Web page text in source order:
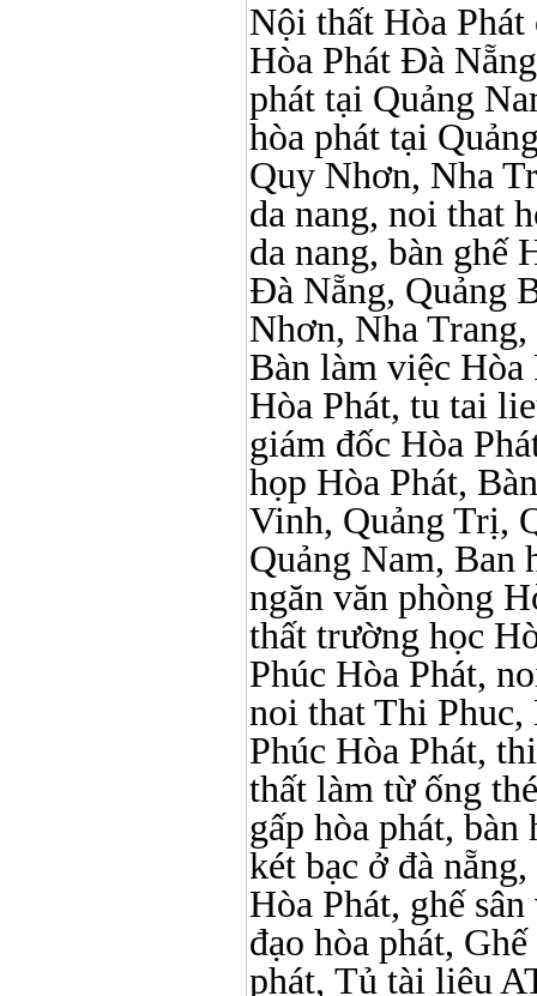
Nội thất Hòa
Hòa Phát Đà
phát tại Quảng
hòa phát tại
Quy Nhơn, Nha
da nang, noi that
da nang, bàn ghế
Đà Nẵng, Quảng
Nhơn, Nha
Bàn làm việc Hòa
Hòa Phát, tu tai
giám đốc Hòa
họp Hòa Phát,
Vinh, Quảng Trị,
Quảng Nam, Ban
ngăn văn phòng
thất trường học
Phúc Hòa Phát,
noi that Thi
Phúc Hòa Phát,
thất làm từ ống
gấp hòa phát, bàn
két bạc ở đà
Hòa Phát, ghế
đạo hòa phát,
phát, Tủ tài liệu